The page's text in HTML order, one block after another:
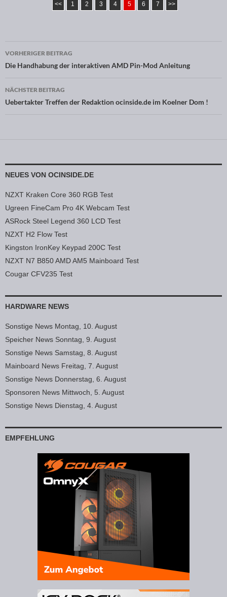
<< 1 2 3 4 5 6 7 >>
Beitragsnavigation
VORHERIGER BEITRAG
Die Handhabung der interaktiven AMD Pin-Mod Anleitung
NÄCHSTER BEITRAG
Uebertakter Treffen der Redaktion ocinside.de im Koelner Dom !
NEUES VON OCINSIDE.DE
NZXT Kraken Core 360 RGB Test
Ugreen FineCam Pro 4K Webcam Test
ASRock Steel Legend 360 LCD Test
NZXT H2 Flow Test
Kingston IronKey Keypad 200C Test
NZXT N7 B850 AMD AM5 Mainboard Test
Cougar CFV235 Test
HARDWARE NEWS
Sonstige News Montag, 10. August
Speicher News Sonntag, 9. August
Sonstige News Samstag, 8. August
Mainboard News Freitag, 7. August
Sonstige News Donnerstag, 6. August
Sponsoren News Mittwoch, 5. August
Sonstige News Dienstag, 4. August
EMPFEHLUNG